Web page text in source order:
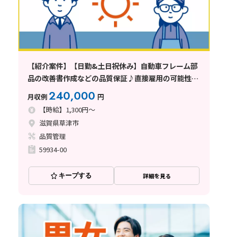
【紹介案件】【日勤&土日祝休み】自動車フレーム部
品の改善書作成などの品質保証♪直接雇用の可能性あ
月収例240,000 円
【時給】1,300円～
滋賀県草津市
品質管理
59934-00
キープする 詳細を見る